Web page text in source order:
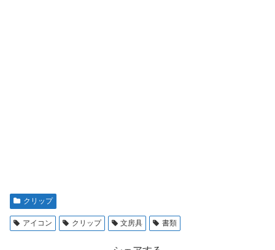
クリップ
アイコン クリップ 文房具 書類